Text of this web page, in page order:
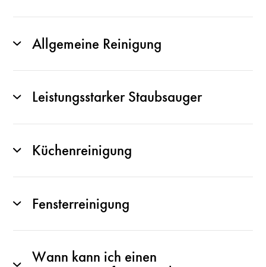
Allgemeine Reinigung
Leistungsstarker Staubsauger
Küchenreinigung
Fensterreinigung
Wann kann ich einen